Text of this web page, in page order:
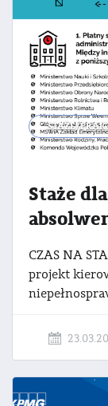
STAŻE/
Staże
CZAS NA
projekt